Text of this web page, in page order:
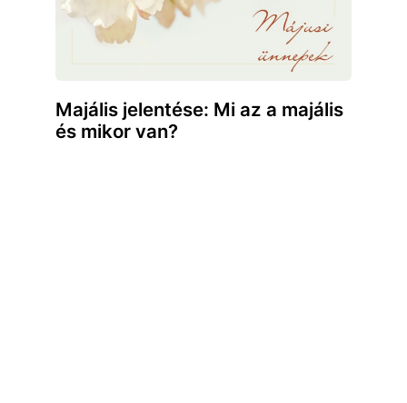
Majális jelentése: Mi az a majális
és mikor van?